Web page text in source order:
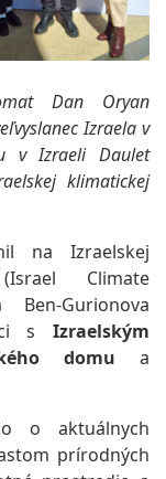
Dan Oryan
Izraela v
v Izraeli Daulet
klimatickej
na Izraelskej
Climate
Gurionova
s Izraelským
domu a
o aktuálnych
prírodných